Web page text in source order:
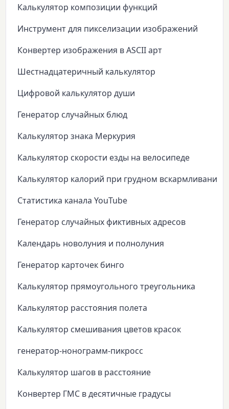
Калькулятор композиции функций
Инструмент для пикселизации изображений
Конвертер изображения в ASCII арт
Шестнадцатеричный калькулятор
Цифровой калькулятор души
Генератор случайных блюд
Калькулятор знака Меркурия
Калькулятор скорости езды на велосипеде
Калькулятор калорий при грудном вскармливании
Статистика канала YouTube
Генератор случайных фиктивных адресов
Календарь новолуния и полнолуния
Генератор карточек бинго
Калькулятор прямоугольного треугольника
Калькулятор расстояния полета
Калькулятор смешивания цветов красок
генератор-нонограмм-пикросс
Калькулятор шагов в расстояние
Конвертер ГМС в десятичные градусы